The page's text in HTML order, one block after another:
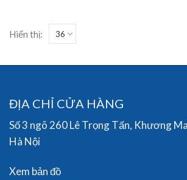
Hiển thị:
ĐỊA CHỈ CỬA HÀNG
Số 3 ngõ 260 Lê Trọng Tấn, Khương
Hà Nội
Xem bản đồ